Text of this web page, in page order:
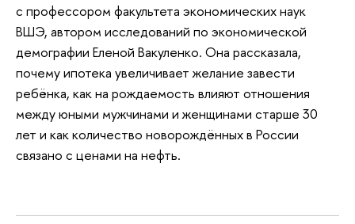
с профессором факультета экономических наук
ВШЭ, автором исследований по экономической
демографии Еленой Вакуленко. Она рассказала,
почему ипотека увеличивает желание завести
ребёнка, как на рождаемость влияют отношения
между юными мужчинами и женщинами старше 30
лет и как количество новорождённых в России
связано с ценами на нефть.